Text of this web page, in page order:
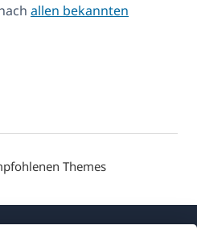
allen bekannten
Themes